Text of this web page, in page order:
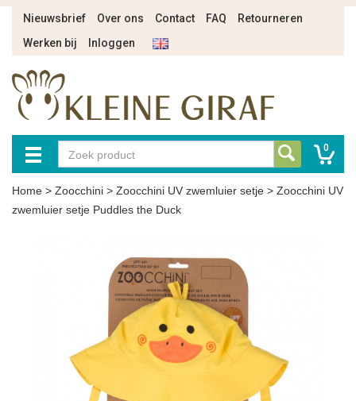
Nieuwsbrief Over ons Contact FAQ
Retourneren
Werken bij
Inloggen
0
Home > Zoocchini > Zoocchini UV zwemluier setje > Zoocchini UV
zwemluier setje Puddles the Duck